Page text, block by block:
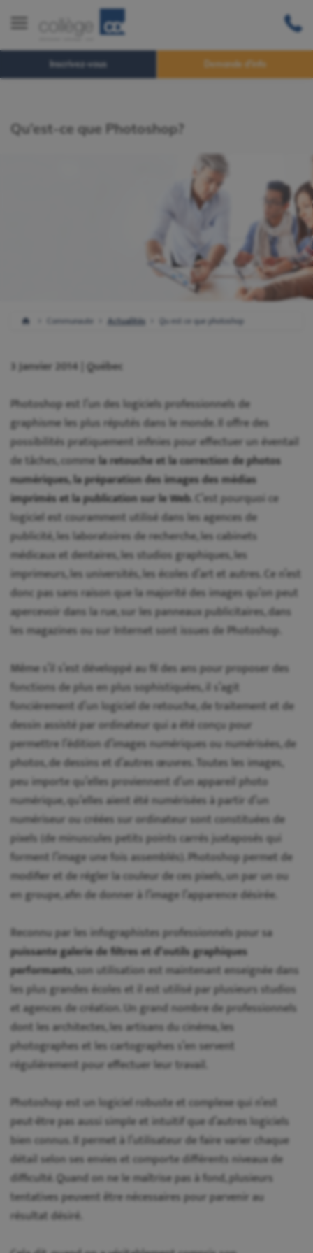
Inscrivez-vous Demande d'info
Qu’est-ce que Photoshop?
Communaute Actualités Qu est ce que photoshop
3 Janvier 2014 | Québec
Photoshop est l’un des logiciels professionnels de
graphisme les plus réputés dans le monde. Il offre des
possibilités pratiquement infinies pour effectuer un éventail
de tâches, commela retouche et la correction de photos
numériques, la préparation des images des médias
imprimés et la publication sur le Web. C’est pourquoi ce
logiciel est couramment utilisé dans les agences de
publicité, les laboratoires de recherche, les cabinets
médicaux et dentaires, les studios graphiques, les
imprimeurs, les universités, les écoles d’art et autres. Ce n’est
donc pas sans raison que la majorité des images qu’on peut
apercevoir dans la rue, sur les panneaux publicitaires, dans
les magazines ou sur Internet sont issues de Photoshop.
Même s’il s’est développé au fil des ans pour proposer des
fonctions de plus en plus sophistiquées, il s’agit
foncièrement d’un logiciel de retouche, de traitement et de
dessin assisté par ordinateur qui a été conçu pour
permettre l’édition d’images numériques ou numérisées, de
photos, de dessins et d’autres œuvres. Toutes les images,
peu importe qu’elles proviennent d’un appareil photo
numérique, qu’elles aient été numérisées à partir d’un
numériseur ou créées sur ordinateur sont constituées de
pixels (de minuscules petits points carrés juxtaposés qui
forment l’image une fois assemblés). Photoshop permet de
modifier et de régler la couleur de ces pixels, un par un ou
en groupe, afin de donner à l’image l’apparence désirée.
Reconnu par les infographistes professionnels pour sa
puissante galerie de filtres et d’outils graphiques
performants, son utilisation est maintenant enseignée dans
les plus grandes écoles et il est utilisé par plusieurs studios
et agences de création. Un grand nombre de professionnels
dont les architectes, les artisans du cinéma, les
photographes et les cartographes s’en servent
régulièrement pour effectuer leur travail.
Photoshop est un logiciel robuste et complexe qui n’est
peut-être pas aussi simple et intuitif que d’autres logiciels
bien connus. Il permet à l’utilisateur de faire varier chaque
détail selon ses envies et comporte différents niveaux de
difficulté. Quand on ne le maîtrise pas à fond, plusieurs
tentatives peuvent être nécessaires pour parvenir au
résultat désiré.